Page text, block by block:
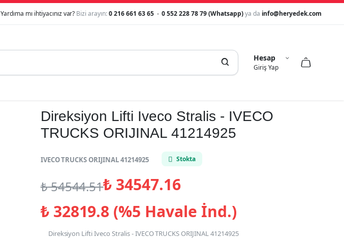
Yardıma mı ihtiyacınız var? Bizi arayın:0 216 661 63 65 -0 552 228 78 79 (Whatsapp)ya da info@heryedek.com
 Hesap
Giriş Yap
 
Direksiyon Lifti Iveco Stralis - IVECO
TRUCKS ORIJINAL 41214925
IVECO TRUCKS ORIJINAL 41214925 Stokta
₺54544.51₺ 34547.16
₺32819.8 (%5 Havale İnd.)
Direksiyon Lifti Iveco Stralis - IVECO TRUCKS ORIJINAL 41214925